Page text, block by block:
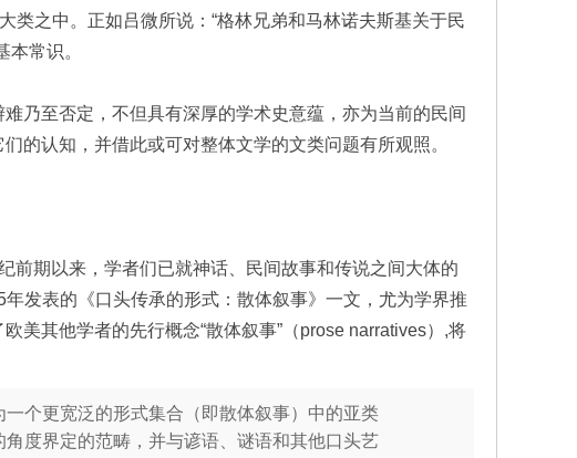
类之中。正如吕微所说：“格林兄弟和马林诺夫斯基关于民
常识。
乃至否定，不但具有深厚的学术史意蕴，亦为当前的民间
的认知，并借此或可对整体文学的文类问题有所观照。
前期以来，学者们已就神话、民间故事和传说之间大体的
发表的《口头传承的形式：散体叙事》一文，尤为学界推
美其他学者的先行概念“散体叙事”（prose narratives）,将
个更宽泛的形式集合（即散体叙事）中的亚类
度界定的范畴，并与谚语、谜语和其他口头艺